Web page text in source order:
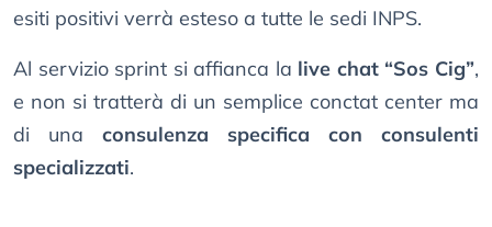
esiti positivi verrà esteso a tutte le sedi INPS.
Al servizio sprint si affianca la live chat “Sos Cig”,
e non si tratterà di un semplice conctat center ma
di una consulenza specifica con consulenti
specializzati.